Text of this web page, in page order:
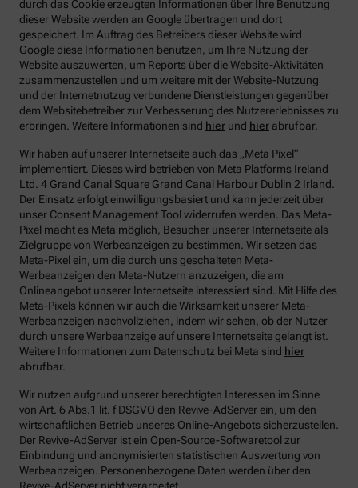
durch das Cookie erzeugten Informationen über Ihre Benutzung
dieser Website werden an Google übertragen und dort
gespeichert. Im Auftrag des Betreibers dieser Website wird
Google diese Informationen benutzen, um Ihre Nutzung der
Website auszuwerten, um Reports über die Website-Aktivitäten
zusammenzustellen und um weitere mit der Website-Nutzung
und der Internetnutzug verbundene Dienstleistungen gegenüber
dem Websitebetreiber zur Verbesserung des Nutzererlebnisses zu
erbringen. Weitere Informationen sind hier und hier abrufbar.
Wir haben auf unserer Internetseite auch das „Meta Pixel“
implementiert. Dieses wird betrieben von Meta Platforms Ireland
Ltd. 4 Grand Canal Square Grand Canal Harbour Dublin 2 Irland.
Der Einsatz erfolgt einwilligungsbasiert und kann jederzeit über
unser Consent Management Tool widerrufen werden. Das Meta-
Pixel macht es Meta möglich, Besucher unserer Internetseite als
Zielgruppe von Werbeanzeigen zu bestimmen. Wir setzen das
Meta-Pixel ein, um die durch uns geschalteten Meta-
Werbeanzeigen den Meta-Nutzern anzuzeigen, die am
Onlineangebot unserer Internetseite interessiert sind. Mit Hilfe des
Meta-Pixels können wir auch die Wirksamkeit unserer Meta-
Werbeanzeigen nachvollziehen, indem wir sehen, ob der Nutzer
durch unsere Werbeanzeige auf unsere Internetseite gelangt ist.
Weitere Informationen zum Datenschutz bei Meta sind hier
abrufbar.
Wir nutzen aufgrund unserer berechtigten Interessen im Sinne
von Art. 6 Abs.1 lit. f DSGVO den Revive-AdServer ein, um den
wirtschaftlichen Betrieb unseres Online-Angebots sicherzustellen.
Der Revive-AdServer ist ein Open-Source-Softwaretool zur
Einbindung und anonymisierten statistischen Auswertung von
Werbeanzeigen. Personenbezogene Daten werden über den